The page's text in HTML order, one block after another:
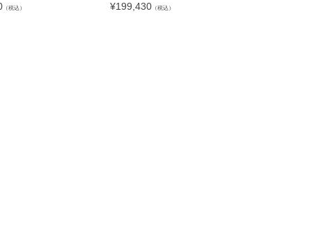
（税込） ¥199,430 （税込）